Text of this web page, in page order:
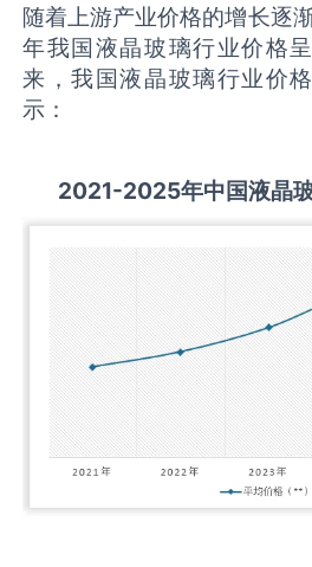
随着上游产业价格的增长逐
年我国液晶玻璃行业价格
来，我国液晶玻璃行业价
示：
2021-2025年中国液晶